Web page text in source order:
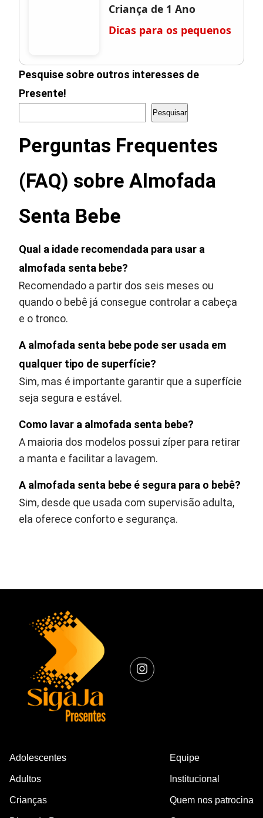
Criança de 1 Ano
Dicas para os pequenos
Pesquise sobre outros interesses de
Presente!
Pesquisar
Perguntas Frequentes
(FAQ) sobre Almofada
Senta Bebe
Qual a idade recomendada para usar a
almofada senta bebe?
Recomendado a partir dos seis meses ou
quando o bebê já consegue controlar a cabeça
e o tronco.
A almofada senta bebe pode ser usada em
qualquer tipo de superfície?
Sim, mas é importante garantir que a superfície
seja segura e estável.
Como lavar a almofada senta bebe?
A maioria dos modelos possui zíper para retirar
a manta e facilitar a lavagem.
A almofada senta bebe é segura para o bebê?
Sim, desde que usada com supervisão adulta,
ela oferece conforto e segurança.
Adolescentes
Adultos
Crianças
Equipe
Institucional
Quem nos patrocina